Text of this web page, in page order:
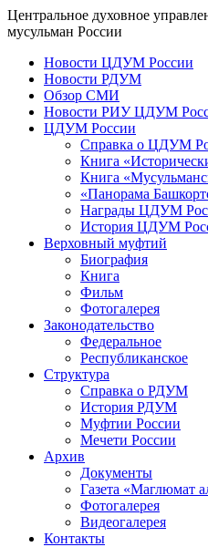
Центральное духовное
мусульман России
Новости ЦДУМ России
Новости РДУМ
Обзор СМИ
Новости РИУ ЦДУМ
ЦДУМ России
Справка о ЦДУМ
Книга
Книга
«Панорама
Награды ЦДУМ
История ЦДУМ
Верховный муфтий
Биография
Книга
Фильм
Фотогалерея
Законодательство
Федеральное
Республиканское
Структура
Справка о РДУМ
История РДУМ
Муфтии России
Мечети России
Архив
Документы
Газета «Маглюмат
Фотогалерея
Видеогалерея
Контакты